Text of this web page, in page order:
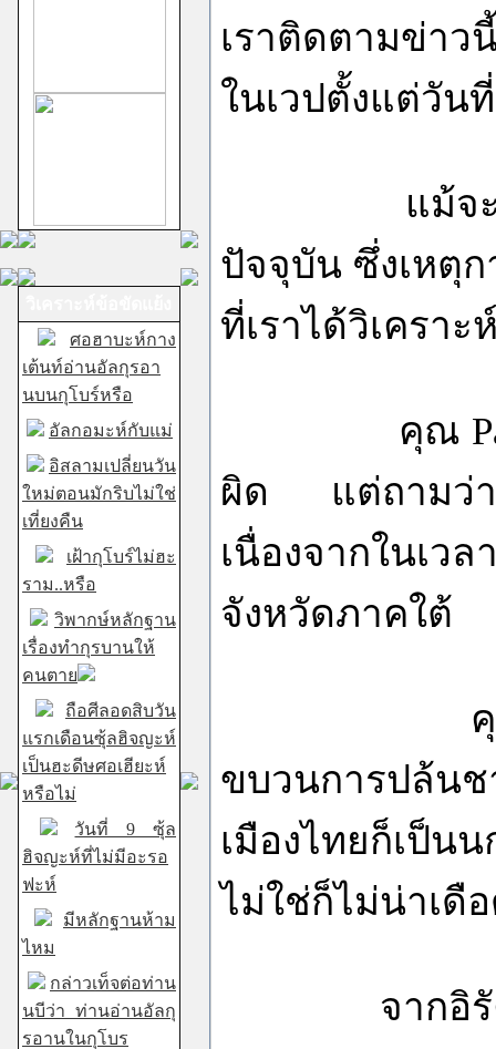
ศอฮาบะห์กาง
เต้นท์อ่านอัลกุรอา
นบนกุโบร์หรือ
อัลกอมะห์กับแม่
อิสลามเปลี่ยนวัน
ใหม่ตอนมักริบไม่ใช่
เที่ยงคืน
เฝ้ากุโบร์ไม่ฮะ
ราม..หรือ
วิพากษ์หลักฐาน
เรื่องทำกุรบานให้
คนตาย
ถือศีลอดสิบวัน
แรกเดือนซุ้ลฮิจญะห์
เป็นฮะดีษศอเฮียะห์
หรือไม่
วันที่ 9 ซุ้ล
ฮิจญะห์ที่ไม่มีอะรอ
ฟะห์
มีหลักฐานห้าม
ไหม
กล่าวเท็จต่อท่าน
นบีว่า ท่านอ่านอัลกุ
รอานในกุโบร
เราติดตามข่าว
ในเวปตั้งแต่วัน
แม้จะเป็นบ
ปัจจุบัน ซึ่งเหตุ
ที่เราได้วิเคราะ
คุณ Parida
ผิด แต่ถามว่า
เนื่องจากในเว
จังหวัดภาคใต้
คุณพูดเหมื
ขบวนการปล้น
เมืองไทยก็เป็น
ไม่ใช่ก็ไม่น่าเดื
จากอิรัคถึงเ